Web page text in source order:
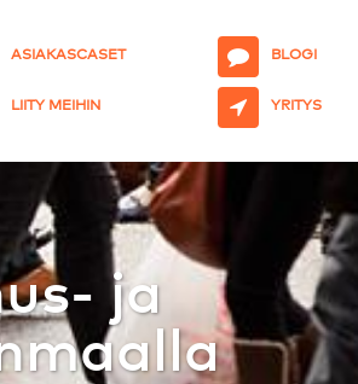
ASIAKASCASET BLOGI
LIITY MEIHIN YRITYS
ja